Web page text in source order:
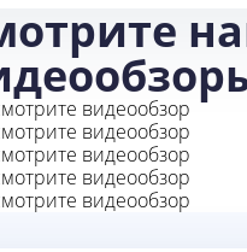
видеообзор
видеообзор
видеообзор
видеообзор
видеообзор